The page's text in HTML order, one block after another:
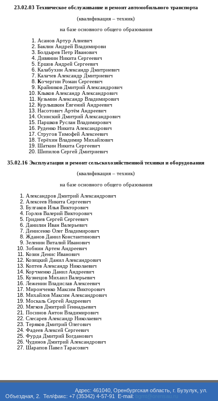
23.02.03 Техническое обслуживание и ремонт автомобильного транспорта
(квалификация – техник)
на базе основного общего образования
Асанов Артур Алиевич
Баклин Андрей Владимирови
Болдырев Петр Иванович
Дивянин Никита Сергеевич
Ершов Андрей Сергеевич
Калабухин Александр Дмитриевич
Калачев Александр Дмитриевич
Кочергин Роман Сергеевич
Крайников Дмитрий Александрович
Клыков Александр Александрович
Кузьмин Александр Владимирович
Курлышкин Евгений Андреевич
Насотович Артём Андреевич
Осинский Дмитрий Александрович
Паршков Руслан Владимирович
Руденко Никита Александрович
Стругов Тимофей Алексеевич
Терёхин Владимир Михайлович
Шаткин Никита Сергеевич
Шипилов Сергей Дмитриевич
35.02.16 Эксплуатация и ремонт сельскохозяйственной техники и оборудования
(квалификация – техник)
на базе основного общего образования
Александров Дмитрий Александрович
Алексеев Никита Сергеевич
Булгаков Илья Викторович
Горлов Валерий Викторович
Гриднев Сергей Сергеевич
Данилин Иван Валерьевич
Денисенко Олег Владимирович
Жданов Данил Константинович
Зеленин Виталий Иванович
Зобнин Артем Андреевич
Козин Денис Иванович
Козицкий Данил Александрович
Коптев Александр Николаевич
Корчменко Данил Андреевич
Кузнецов Михаил Валерьевич
Леженин Владислав Алексеевич
Миронченко Максим Викторович
Михайлов Максим Александрович
Москаль Сергей Андреевич
Мягков Дмитрий Геннадьевич
Посинов Антон Владимирович
Слесарев Александр Николаевич
Теряков Дмитрий Олегович
Фадеев Алексей Сергеевич
Фурда Дмитрий Богданович
Чудинов Дмитрий Александрович
Шарапов Павел Тарасович
Адрес: 461040, Оренбургская область, г. Бузулук, ул.
Объездная, 2. Тел/факс: +7 (35342) 4-57-91 E-mail: